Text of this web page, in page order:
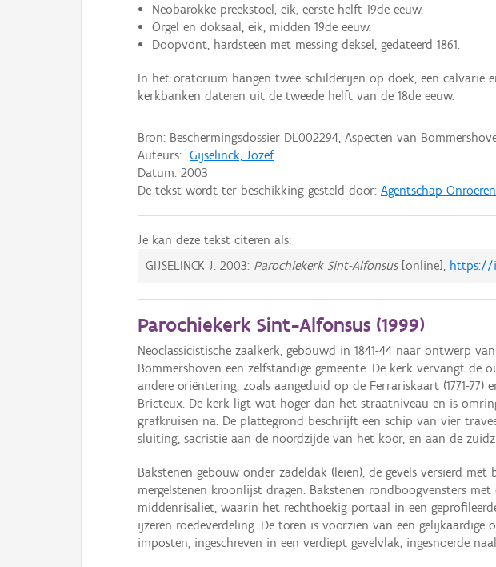
Neobarokke preekstoel, eik, eerste helft 19de eeuw.
Orgel en doksaal, eik, midden 19de eeuw.
Doopvont, hardsteen met messing deksel, gedateerd 1861.
In het oratorium hangen twee schilderijen op doek, een calvarie
kerkbanken dateren uit de tweede helft van de 18de eeuw.
Bron: Beschermingsdossier DL002294, Aspecten van
Auteurs: Gijselinck, Jozef
Datum: 2003
De tekst wordt ter beschikking gesteld door: Agentschap
Je kan deze tekst citeren als:
GIJSELINCK J. 2003: Parochiekerk Sint-Alfonsus[online], https://
Parochiekerk Sint-Alfonsus (1999)
Neoclassicistische zaalkerk, gebouwd in 1841-44 naar ontwerp
Bommershoven een zelfstandige gemeente. De kerk vervangt
andere oriëntering, zoals aangeduid op de Ferrariskaart (1771-
Bricteux. De kerk ligt wat hoger dan het straatniveau en is
grafkruisen na. De plattegrond beschrijft een schip van vier
sluiting, sacristie aan de noordzijde van het koor, en aan de
Bakstenen gebouw onder zadeldak (leien), de gevels versierd
mergelstenen kroonlijst dragen. Bakstenen rondboogvensters
middenrisaliet, waarin het rechthoekig portaal in een
ijzeren roedeverdeling. De toren is voorzien van een
imposten, ingeschreven in een verdiept gevelvlak; ingesnoerde